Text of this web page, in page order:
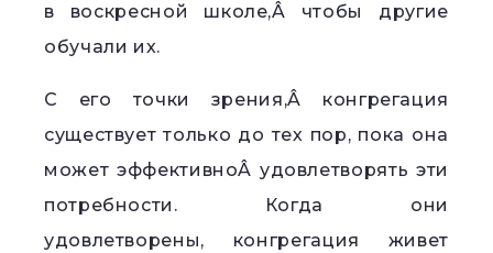
в воскресной школе,Â чтобы другие
обучали их.
С его точки зрения,Â конгрегация
существует только до тех пор, пока она
может эффективноÂ удовлетворять эти
потребности. Когда они
удовлетворены, конгрегация живет